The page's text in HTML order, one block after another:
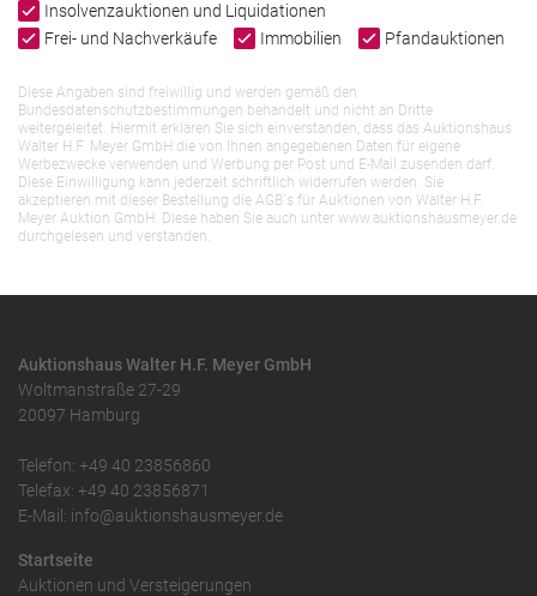
Insolvenzauktionen und Liquidationen
Frei- und Nachverkäufe
Immobilien Pfandauktionen
Diese Angaben sind freiwillig und werden gemäß den
Bundesdatenschutzbestimmungen behandelt und nicht an Dritte
weitergeleitet. Hiermit erklären Sie sich einverstanden, dass das Auktionshaus
Walter H.F. Meyer GmbH die von Ihnen angegebenen Daten für eigene
Werbezwecke verwenden und Werbung per Post und E-Mail zusenden darf.
Diese Einwilligung kann jederzeit schriftlich widerrufen werden. Sie
akzeptieren mit dieser Bestellung die AGB`s für Auktionen von Walter H.F.
Meyer Auktion GmbH. Diese haben Sie auch unter www.auktionshausmeyer.de
durchgelesen und verstanden.
Auktionshaus Walter H.F. Meyer GmbH
Woltmanstraße 27-29
20097 Hamburg
Telefon: +49 40 23856860
Telefax: +49 40 23856871
E-Mail: info@auktionshausmeyer.de
Startseite
Auktionen und Versteigerungen